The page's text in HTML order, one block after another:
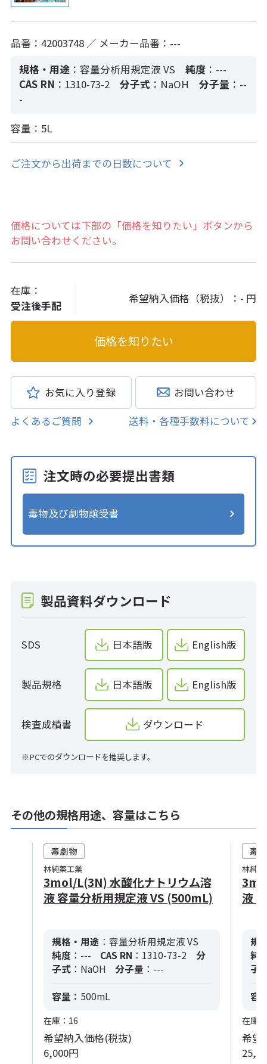
品番：42003748 ／ メーカー品番：---
規格・用途 ：容量分析用規定液 VS 純度：---
CAS RN ：1310-73-2 分子式 ：NaOH 分子量 ：--
-
容量：5L
ご注文から出荷までの日数について
価格については下部の「価格を知りたい」ボタンから
お問い合わせください。
在庫：
受注後手配
希望納入価格（税抜）： - 円
お気に入り登録 お問い合わせ
よくあるご質問 送料・各種手数料について
注文時の必要提出書類
毒物及び劇物譲受書
製品資料ダウンロード
SDS 日本語版 English版
製品規格 日本語版 English版
検査成績書 ダウンロード
※PCでのダウンロードを推奨します。
その他の規格用途、容量はこちら
林純薬工業
3mol/L(3N) 水酸化ナトリウム溶
液 容量分析用規定液 VS (500mL)
規格・用途 ：容量分析用規定液 VS
純度 ：--- CAS RN ：1310-73-2
分
子式：NaOH 分子量 ：---
容量： 500mL
在庫：16
希望納入価格(税抜)
6,000円
林純
液
規
純
子
容
在庫
希望